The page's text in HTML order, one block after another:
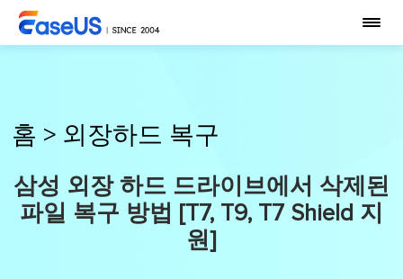
홈 > 외장하드 복구
삼성 외장 하드 드라이브에서 삭제된
파일 복구 방법 [T7, T9, T7 Shield 지
원]